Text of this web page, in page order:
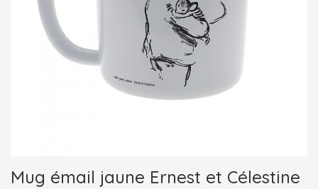
Mug émail jaune Ernest et Célestine